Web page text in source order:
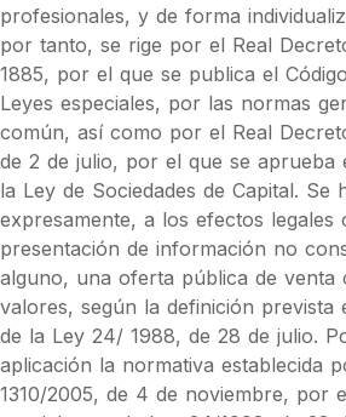
profesionales, y de forma
por tanto, se rige por el Real
1885, por el que se publica el
Leyes especiales, por las normas
común, así como por el Real
de 2 de julio, por el que se aprueba
la Ley de Sociedades de Capital. Se
expresamente, a los efectos legales
presentación de información no
alguno, una oferta pública de venta
valores, según la definición prevista
de la Ley 24/ 1988, de 28 de julio.
aplicación la normativa establecida
1310/2005, de 4 de noviembre, por